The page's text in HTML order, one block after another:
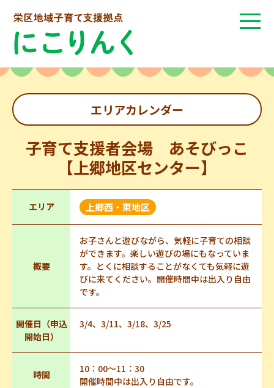
エリアカレンダー
子育て支援者会場 あそびっこ
【上郷地区センター】
エリア 上郷西・東地区
概要
お子さんと遊びながら、気軽に子育ての相談
ができます。楽しい遊びの場にもなっていま
す。とくに相談することがなくても気軽に遊
びに来てください。開催時間中は出入り自由
です。
開催日（申込
開始日）
3/4、3/11、3/18、3/25
時間
10：00～11：30
開催時間中は出入り自由です。